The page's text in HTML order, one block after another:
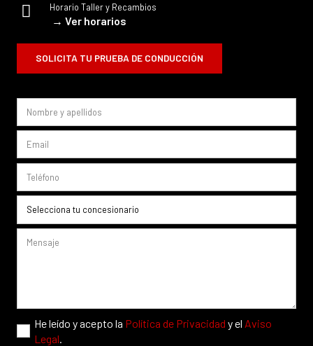
Horario Taller y Recambios
→ Ver horarios
SOLICITA TU PRUEBA DE CONDUCCIÓN
He leído y acepto la Política de Privacidad y el Aviso
Legal